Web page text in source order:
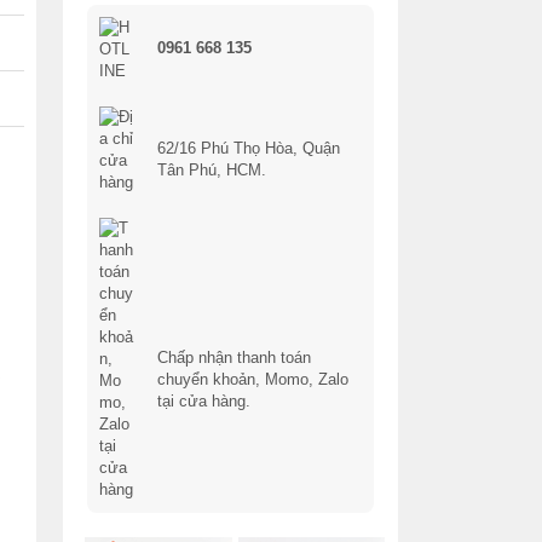
0961 668 135
62/16 Phú Thọ Hòa, Quận
Tân Phú, HCM.
Chấp nhận thanh toán
chuyển khoản, Momo, Zalo
tại cửa hàng.